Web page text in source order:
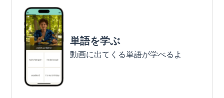
単語を学ぶ
動画に出てくる単語が学べるよ